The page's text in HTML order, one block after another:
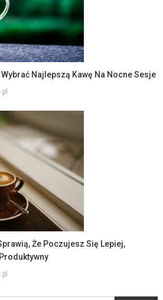
Najlepszą Kawę Na Nocne Sesje
Że Poczujesz Się Lepiej,